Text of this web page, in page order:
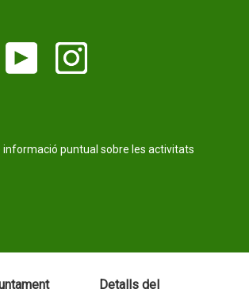
informació puntual sobre les activitats
Detalls del